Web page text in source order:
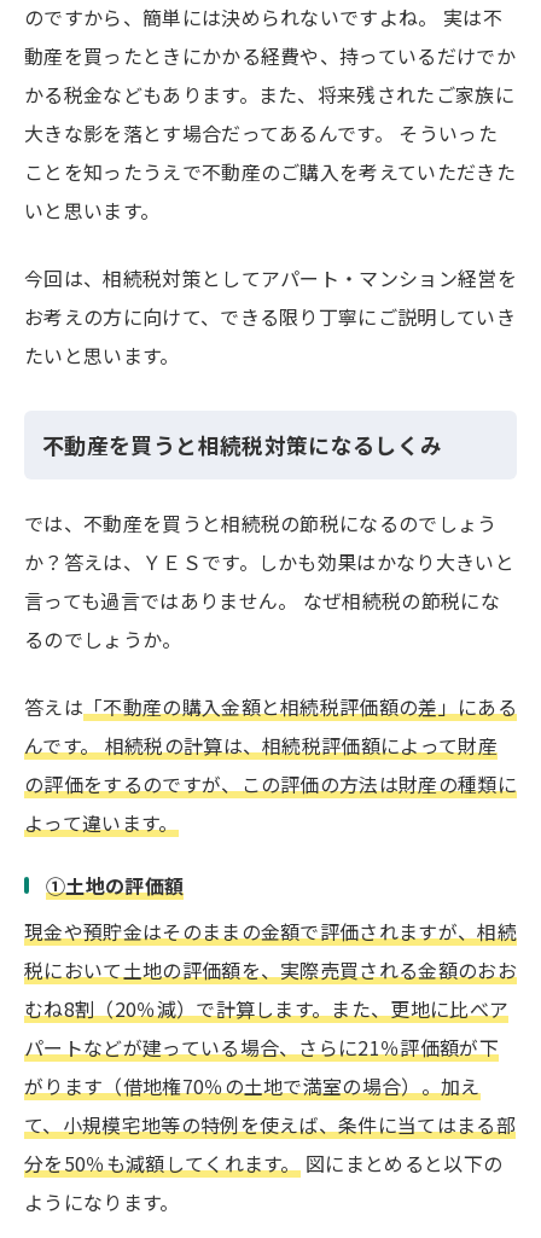
のですから、簡単には決められないですよね。 実は不
動産を買ったときにかかる経費や、持っているだけでか
かる税金などもあります。また、将来残されたご家族に
大きな影を落とす場合だってあるんです。 そういった
ことを知ったうえで不動産のご購入を考えていただきた
いと思います。
今回は、相続税対策としてアパート・マンション経営を
お考えの方に向けて、できる限り丁寧にご説明していき
たいと思います。
不動産を買うと相続税対策になるしくみ
では、不動産を買うと相続税の節税になるのでしょう
か？答えは、ＹＥＳです。しかも効果はかなり大きいと
言っても過言ではありません。 なぜ相続税の節税にな
るのでしょうか。
答えは 「不動産の購入金額と相続税評価額の差」にある
んです。 相続税の計算は、相続税評価額によって財産
の評価をするのですが、この評価の方法は財産の種類に
よって違います。
①土地の評価額
現金や預貯金はそのままの金額で評価されますが、相続
税において土地の評価額を、実際売買される金額のおお
むね8割（20％減）で計算します。また、更地に比べア
パートなどが建っている場合、さらに21％評価額が下
がります（借地権70％の土地で満室の場合）。加え
て、小規模宅地等の特例を使えば、条件に当てはまる部
分を50％も減額してくれます。
図にまとめると以下の
ようになります。